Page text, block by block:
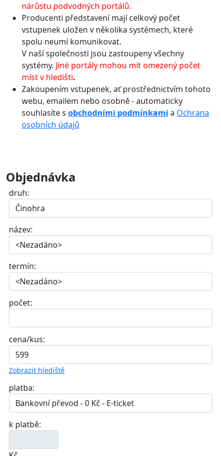
nárůstu podvodných portálů.
Producenti představení mají celkový počet
vstupenek uložen v několika systémech, které
spolu neumí komunikovat.
V naší společnosti jsou zastoupeny všechny
systémy. Jiné portály mohou mít omezený počet
míst v hledišti.
Zakoupením vstupenek, ať prostřednictvím tohoto
webu, emailem nebo osobně - automaticky
souhlasíte s obchodními podmínkami a Ochrana
osobních údajů
Objednávka
druh:
název:
termín:
počet:
cena/kus:
Zobrazit hlediště
platba:
k platbě: